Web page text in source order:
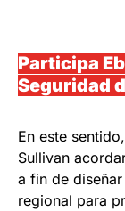
Participa
Seguridad
En este
Sullivan
a fin de
regional para